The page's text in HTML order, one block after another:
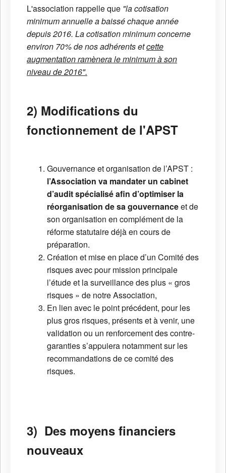
L'association rappelle que "la cotisation
minimum annuelle a baissé chaque année
depuis 2016. La cotisation minimum concerne
environ 70% de nos adhérents etcette
augmentation ramènera le minimum à son
niveau de 2016".
2) Modifications du
fonctionnement de l'APST
Gouvernance et organisation de l’APST :
l’Association va mandater un cabinet
d’audit spécialisé afin d’optimiser la
réorganisation de sa gouvernanceet de
son organisation en complément de la
réforme statutaire déjà en cours de
préparation.
Création et mise en place d’un Comité des
risques avec pour mission principale
l’étude et la surveillance des plus « gros
risques » de notre Association,
En lien avec le point précédent, pour les
plus gros risques, présents et à venir, une
validation ou un renforcement des contre-
garanties s’appuiera notamment sur les
recommandations de ce comité des
risques.
3) Des moyens financiers
nouveaux